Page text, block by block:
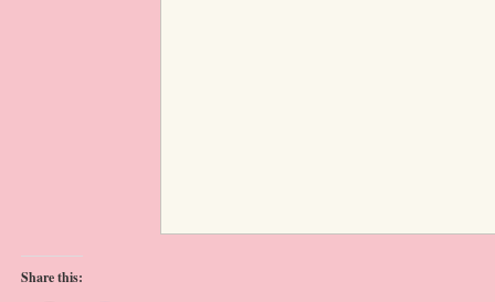
Share this: